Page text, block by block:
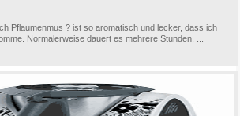
Pflaumenmus ? ist so aromatisch und lecker, dass ich
Normalerweise dauert es mehrere Stunden, ...